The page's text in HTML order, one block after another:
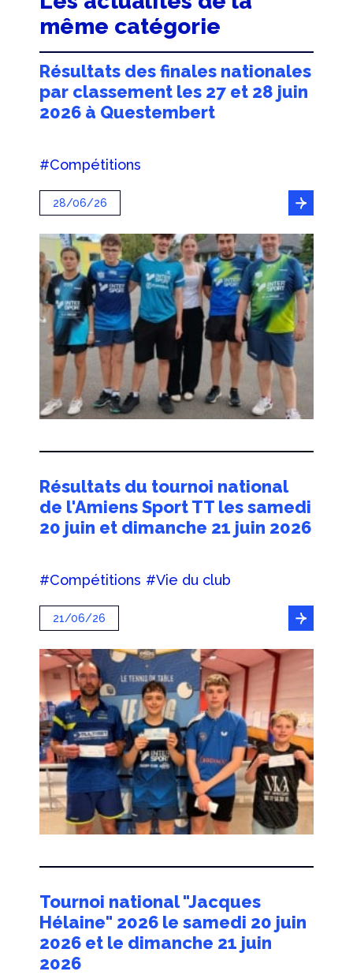
même catégorie
Résultats des finales nationales
par classement les 27 et 28 juin
2026 à Questembert
#Compétitions
28/06/26
Résultats du tournoi national
de l'Amiens Sport TT les samedi
20 juin et dimanche 21 juin 2026
#Compétitions #Vie du club
21/06/26
Tournoi national "Jacques
Hélaine" 2026 le samedi 20 juin
2026 et le dimanche 21 juin
2026